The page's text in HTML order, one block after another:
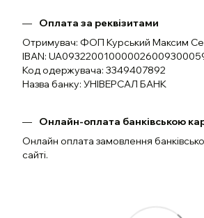
Оплата за реквізитами
Отримувач: ФОП Курський Максим
IBAN:
Код одержувача: 3349407892
Назва банку: УНІВЕРСАЛ БАНК
Онлайн-оплата банківською
Онлайн оплата замовлення
сайті.